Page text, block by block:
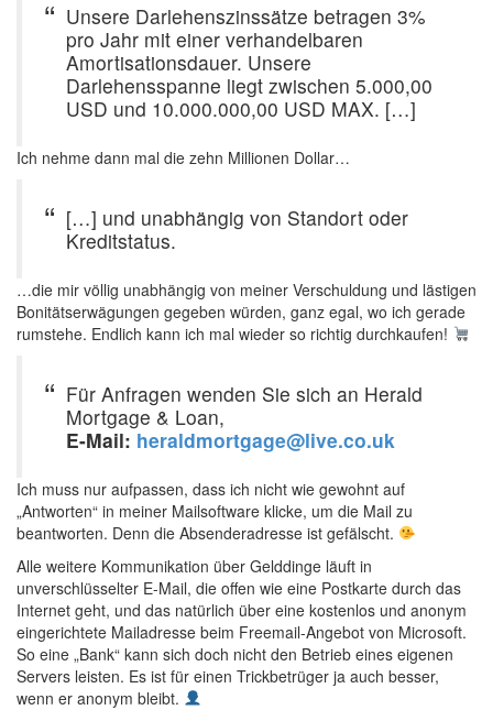
Unsere Darlehenszinssätze betragen 3%
pro Jahr mit einer verhandelbaren
Amortisationsdauer. Unsere
Darlehensspanne liegt zwischen 5.000,00
USD und 10.000.000,00 USD MAX. […]
Ich nehme dann mal die zehn Millionen Dollar…
[…] und unabhängig von Standort oder
Kreditstatus.
…die mir völlig unabhängig von meiner Verschuldung und lästigen
Bonitätserwägungen gegeben würden, ganz egal, wo ich gerade
rumstehe. Endlich kann ich mal wieder so richtig durchkaufen!
Für Anfragen wenden Sie sich an Herald
Mortgage & Loan,
E-Mail: heraldmortgage@live.co.uk
Ich muss nur aufpassen, dass ich nicht wie gewohnt auf
„Antworten“ in meiner Mailsoftware klicke, um die Mail zu
beantworten. Denn die Absenderadresse ist gefälscht.
Alle weitere Kommunikation über Gelddinge läuft in
unverschlüsselter E-Mail, die offen wie eine Postkarte durch das
Internet geht, und das natürlich über eine kostenlos und anonym
eingerichtete Mailadresse beim Freemail-Angebot von Microsoft.
So eine „Bank“ kann sich doch nicht den Betrieb eines eigenen
Servers leisten. Es ist für einen Trickbetrüger ja auch besser,
wenn er anonym bleibt.